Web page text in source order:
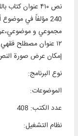
240 مؤلفاً في
إمكان عرض صورة
نوع البرنامج:
الموضوعات:
عدد الكتب:
408
نظام التشغیل: